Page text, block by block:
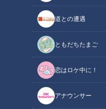
道との遭遇
ともだちたまご
恋はロケ中に！
アナウンサー
【WBOアジア・パシフィック
晃の試合を、9月9日(土)に
は田中恒成！
この記事の画像